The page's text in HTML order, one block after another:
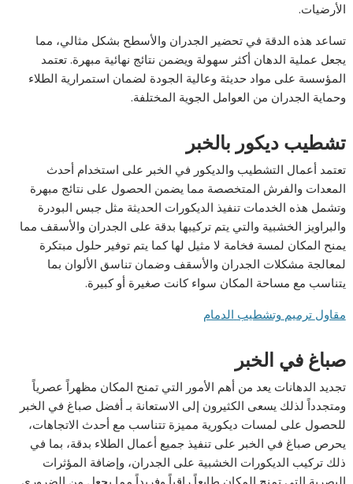
الأرضيات.
تساعد هذه الدقة في تحضير الجدران والأسطح بشكل مثالي، مما
يجعل عملية الدهان أكثر سهولة ويضمن نتائج نهائية مبهرة. تعتمد
المؤسسة على مواد حديثة وعالية الجودة لضمان استمرارية الطلاء
وحماية الجدران من العوامل الجوية المختلفة.
تشطيب ديكور بالخبر
تعتمد أعمال التشطيب والديكور في الخبر على استخدام أحدث
المعدات والفرش المتخصصة مما يضمن الحصول على نتائج مبهرة
وتشمل هذه الخدمات تنفيذ الديكورات الحديثة مثل جبس البودرة
والبراويز الخشبية والتي يتم تركيبها بدقة على الجدران والأسقف مما
يمنح المكان لمسة فخامة لا مثيل لها كما يتم توفير حلول مبتكرة
لمعالجة مشكلات الجدران والأسقف وضمان تناسق الألوان بما
يتناسب مع مساحة المكان سواء كانت صغيرة أو كبيرة.
مقاول ترميم وتشطيب الدمام
صباغ في الخبر
تجديد الدهانات يعد من أهم الأمور التي تمنح المكان مظهراً عصرياً
ومتجدداً لذلك يسعى الكثيرون إلى الاستعانة بـ أفضل صباغ في الخبر
للحصول على لمسات ديكورية مميزة تتناسب مع أحدث الاتجاهات،
يحرص صباغ في الخبر على تنفيذ جميع أعمال الطلاء بدقة، بما في
ذلك تركيب الديكورات الخشبية على الجدران، وإضافة المؤثرات
البصرية التي تمنح المكان طابعاً راقياً وفريداً مما يجعل من الضروري